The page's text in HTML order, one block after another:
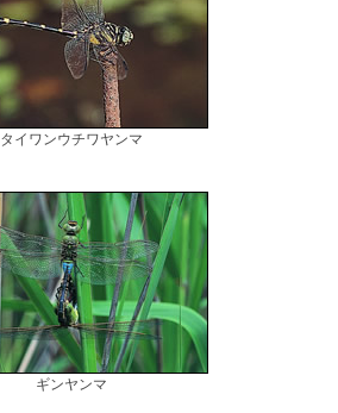
タイワンウチワヤンマ
ギンヤンマ